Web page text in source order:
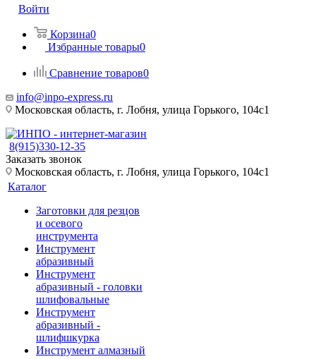
Войти
Корзина0
Избранные товары0
Сравнение товаров0
info@inpo-express.ru
Московская область, г. Лобня, улица Горького, 104с1
8(915)330-12-35
Заказать звонок
Московская область, г. Лобня, улица Горького, 104с1
Каталог
Заготовки для резцов
и осевого
инструмента
Инструмент
абразивный
Инструмент
абразивный - головки
шлифовальные
Инструмент
абразивный -
шлифшкурка
Инструмент алмазный